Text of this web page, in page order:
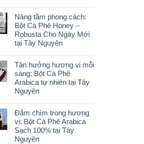
Nâng tầm phong cách:
Bột Cà Phê Honey –
Robusta Cho Ngày Mới
tại Tây Nguyên
Tận hưởng hương vị mỗi
sáng: Bột Cà Phê
Arabica tự nhiên tại Tây
Nguyên
Đắm chìm trong hương
vị: Bột Cà Phê Arabica
Sạch 100% tại Tây
Nguyên